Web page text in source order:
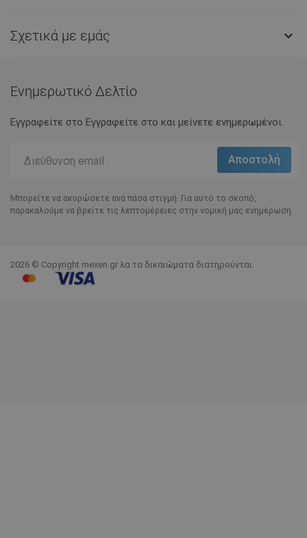
Σχετικά με εμάς 
Ενημερωτικό Δελτίο
Εγγραφείτε στο Eγγραφείτε στο και μείνετε ενημερωμένοι.
Μπορείτε να ακυρώσετε ανά πάσα στιγμή. Για αυτό το σκοπό,
παρακαλούμε να βρείτε τις λεπτομέρειες στην νομική μας ενημέρωση.
2026 © Copyright mexen.gr λα τα δικαιώματα διατηρούνται.